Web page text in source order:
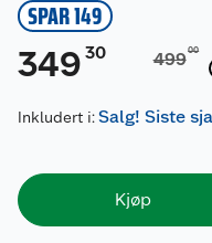
SPAR 149
349 30 49900
Inkludert i:Salg! Siste
Kjøp